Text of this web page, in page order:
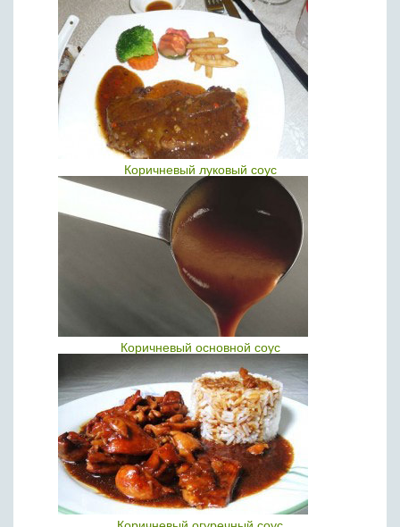
Коричневый луковый соус
Коричневый основной соус